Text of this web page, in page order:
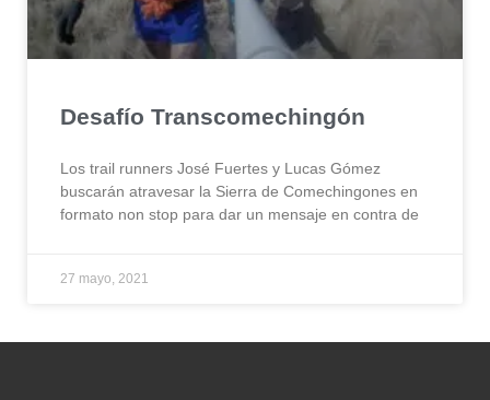
Desafío Transcomechingón
Los trail runners José Fuertes y Lucas Gómez
buscarán atravesar la Sierra de Comechingones en
formato non stop para dar un mensaje en contra de
27 mayo, 2021